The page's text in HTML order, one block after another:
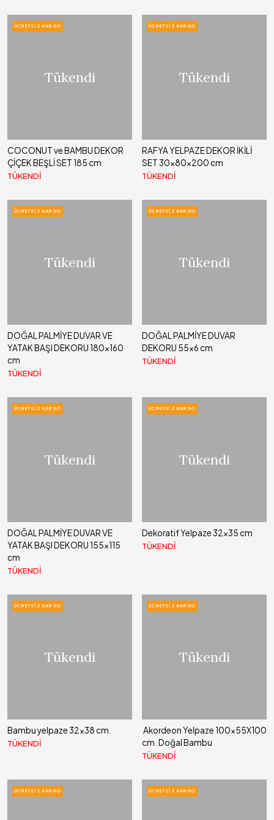
Tükendi
ÜCRETSIZ KARGO
COCONUT ve BAMBU DEKOR
ÇİÇEK BEŞLİ SET 185 cm
TÜKENDİ
Tükendi
ÜCRETSIZ KARGO
RAFYA YELPAZE DEKOR İKİLİ
SET 30x80x200 cm
TÜKENDİ
Tükendi
ÜCRETSIZ KARGO
DOĞAL PALMİYE DUVAR VE
YATAK BAŞI DEKORU 180x160
cm
TÜKENDİ
Tükendi
ÜCRETSIZ KARGO
DOĞAL PALMİYE DUVAR
DEKORU 55x6 cm
TÜKENDİ
Tükendi
ÜCRETSIZ KARGO
DOĞAL PALMİYE DUVAR VE
YATAK BAŞI DEKORU 155x115
cm
TÜKENDİ
Tükendi
ÜCRETSIZ KARGO
Dekoratif Yelpaze 32x35 cm
TÜKENDİ
Tükendi
ÜCRETSIZ KARGO
Bambu yelpaze 32x38 cm.
TÜKENDİ
Tükendi
ÜCRETSIZ KARGO
Akordeon Yelpaze 100x55X100
cm. Doğal Bambu
TÜKENDİ
ÜCRETSIZ KARGO ÜCRETSIZ KARGO